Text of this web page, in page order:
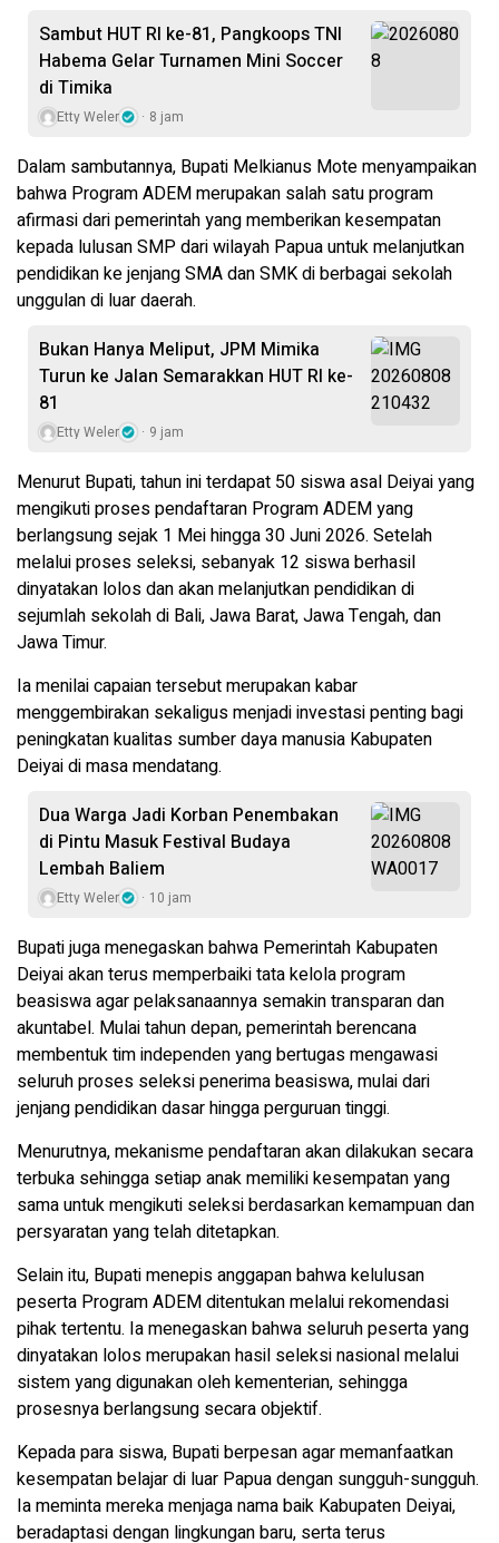
Sambut HUT RI ke-81, Pangkoops TNI
Habema Gelar Turnamen Mini Soccer
di Timika
Etty Weler 8 jam
Dalam sambutannya, Bupati Melkianus Mote menyampaikan
bahwa Program ADEM merupakan salah satu program
afirmasi dari pemerintah yang memberikan kesempatan
kepada lulusan SMP dari wilayah Papua untuk melanjutkan
pendidikan ke jenjang SMA dan SMK di berbagai sekolah
unggulan di luar daerah.
Bukan Hanya Meliput, JPM Mimika
Turun ke Jalan Semarakkan HUT RI ke-
81
Etty Weler 9 jam
Menurut Bupati, tahun ini terdapat 50 siswa asal Deiyai yang
mengikuti proses pendaftaran Program ADEM yang
berlangsung sejak 1 Mei hingga 30 Juni 2026. Setelah
melalui proses seleksi, sebanyak 12 siswa berhasil
dinyatakan lolos dan akan melanjutkan pendidikan di
sejumlah sekolah di Bali, Jawa Barat, Jawa Tengah, dan
Jawa Timur.
Ia menilai capaian tersebut merupakan kabar
menggembirakan sekaligus menjadi investasi penting bagi
peningkatan kualitas sumber daya manusia Kabupaten
Deiyai di masa mendatang.
Dua Warga Jadi Korban Penembakan
di Pintu Masuk Festival Budaya
Lembah Baliem
Etty Weler 10 jam
Bupati juga menegaskan bahwa Pemerintah Kabupaten
Deiyai akan terus memperbaiki tata kelola program
beasiswa agar pelaksanaannya semakin transparan dan
akuntabel. Mulai tahun depan, pemerintah berencana
membentuk tim independen yang bertugas mengawasi
seluruh proses seleksi penerima beasiswa, mulai dari
jenjang pendidikan dasar hingga perguruan tinggi.
Menurutnya, mekanisme pendaftaran akan dilakukan secara
terbuka sehingga setiap anak memiliki kesempatan yang
sama untuk mengikuti seleksi berdasarkan kemampuan dan
persyaratan yang telah ditetapkan.
Selain itu, Bupati menepis anggapan bahwa kelulusan
peserta Program ADEM ditentukan melalui rekomendasi
pihak tertentu. Ia menegaskan bahwa seluruh peserta yang
dinyatakan lolos merupakan hasil seleksi nasional melalui
sistem yang digunakan oleh kementerian, sehingga
prosesnya berlangsung secara objektif.
Kepada para siswa, Bupati berpesan agar memanfaatkan
kesempatan belajar di luar Papua dengan sungguh-sungguh.
Ia meminta mereka menjaga nama baik Kabupaten Deiyai,
beradaptasi dengan lingkungan baru, serta terus